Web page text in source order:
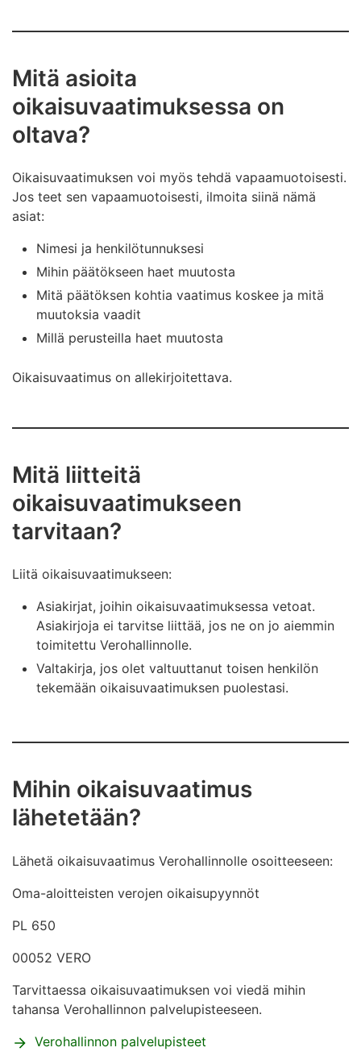
Mitä asioita
oikaisuvaatimuksessa on
oltava?
Oikaisuvaatimuksen voi myös tehdä vapaamuotoisesti.
Jos teet sen vapaamuotoisesti, ilmoita siinä nämä
asiat:
Nimesi ja henkilötunnuksesi
Mihin päätökseen haet muutosta
Mitä päätöksen kohtia vaatimus koskee ja mitä
muutoksia vaadit
Millä perusteilla haet muutosta
Oikaisuvaatimus on allekirjoitettava.
Mitä liitteitä
oikaisuvaatimukseen
tarvitaan?
Liitä oikaisuvaatimukseen:
Asiakirjat, joihin oikaisuvaatimuksessa vetoat.
Asiakirjoja ei tarvitse liittää, jos ne on jo aiemmin
toimitettu Verohallinnolle.
Valtakirja, jos olet valtuuttanut toisen henkilön
tekemään oikaisuvaatimuksen puolestasi.
Mihin oikaisuvaatimus
lähetetään?
Lähetä oikaisuvaatimus Verohallinnolle osoitteeseen:
Oma-aloitteisten verojen oikaisupyynnöt
PL 650
00052 VERO
Tarvittaessa oikaisuvaatimuksen voi viedä mihin
tahansa Verohallinnon palvelupisteeseen.
Verohallinnon palvelupisteet